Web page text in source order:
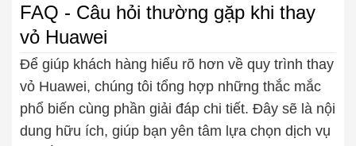
FAQ - Câu hỏi thường gặp khi thay
vỏ Huawei
Để giúp khách hàng hiểu rõ hơn về quy trình thay
vỏ Huawei, chúng tôi tổng hợp những thắc mắc
phổ biến cùng phần giải đáp chi tiết. Đây sẽ là nội
dung hữu ích, giúp bạn yên tâm lựa chọn dịch vụ